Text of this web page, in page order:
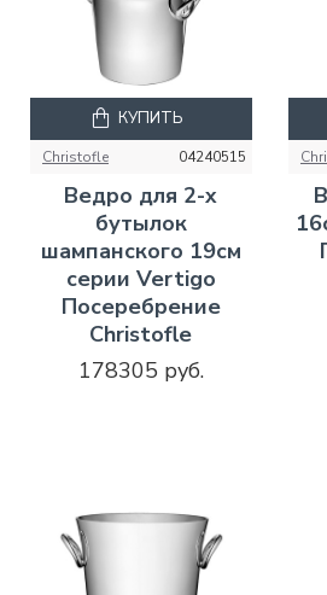
Christofle 04240515
Ведро для 2-х
бутылок
шампанского 19см
серии Vertigo
Посеребрение
Christofle
178305 руб.
КУПИТЬ